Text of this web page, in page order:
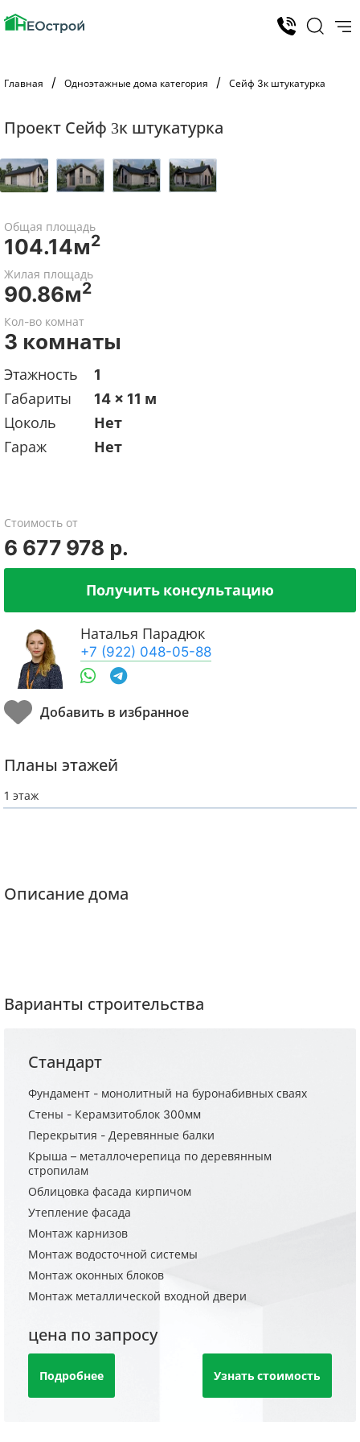
Главная Одноэтажные дома категория Сейф 3к штукатурка
Проект Сейф 3к штукатурка
Общая площадь
104.14м2
Жилая площадь
90.86м2
Кол-во комнат
3 комнаты
Этажность
1
Габариты
14 x 11 м
Цоколь
Нет
Гараж
Нет
Стоимость от
6 677 978 р.
Получить консультацию
Наталья Парадюк
+7 (922) 048-05-88
Планы этажей
1 этаж
Описание дома
Варианты строительства
Стандарт
Фундамент - монолитный на буронабивных сваях
Стены - Керамзитоблок 300мм
Перекрытия - Деревянные балки
Крыша – металлочерепица по деревянным
стропилам
Облицовка фасада кирпичом
Утепление фасада
Монтаж карнизов
Монтаж водосточной системы
Монтаж оконных блоков
Монтаж металлической входной двери
цена по запросу
Подробнее Узнать стоимость